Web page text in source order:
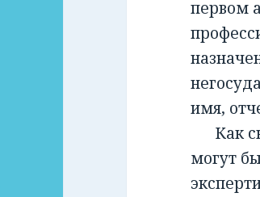
первом
имя,
Как
могут